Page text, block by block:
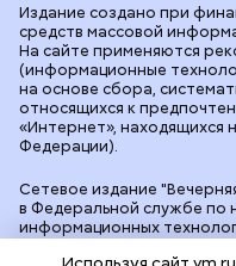
Сетевое издание
в Федеральной службе по
информационных
Издание создано при
средств массовой
На сайте применяются
(информационные
на основе сбора,
относящихся к
«Интернет», находящихся
Федерации).